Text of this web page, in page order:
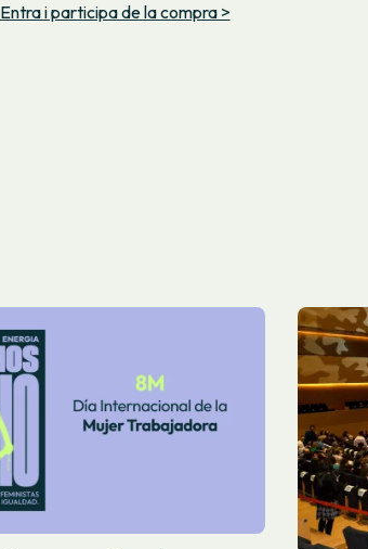
Entra i participa de la compra >